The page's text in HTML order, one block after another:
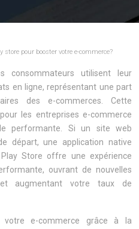
pour booster votre e-commerce?
consommateurs utilisent leur
en ligne, représentant une part
des e-commerces. Cette
les entreprises e-commerce
performante. Si un site web
départ, une application native
Store offre une expérience
ouvrant de nouvelles
augmentant votre taux de
votre e-commerce grâce à la